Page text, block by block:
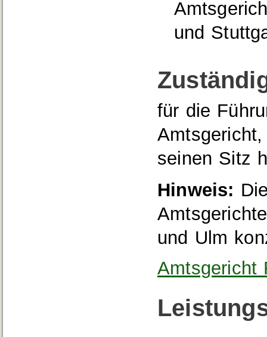
und
für die
seinen Sitz
Hinweis:
und Ulm
Amtsgericht